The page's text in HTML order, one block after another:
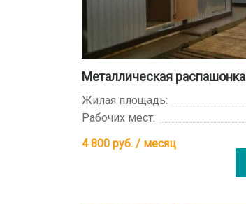
Металлическая распашонка
Жилая площадь:
Рабочих мест:
4 800 руб. / месяц